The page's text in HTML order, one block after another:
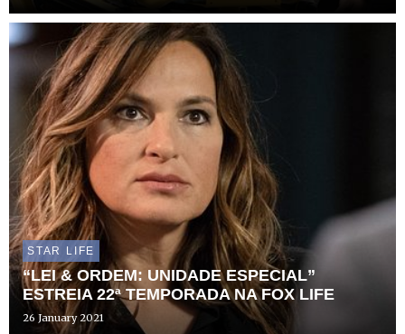
emissão às segundas-feiras no mesmo horário. ‘For ...
STAR LIFE
“LEI & ORDEM: UNIDADE ESPECIAL”
ESTREIA 22ª TEMPORADA NA FOX LIFE
26 January 2021